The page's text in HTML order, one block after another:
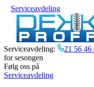
Serviceavdeling
Serviceavdeling: 21 56 46
for sesongen
Følg oss på
Serviceavdeling